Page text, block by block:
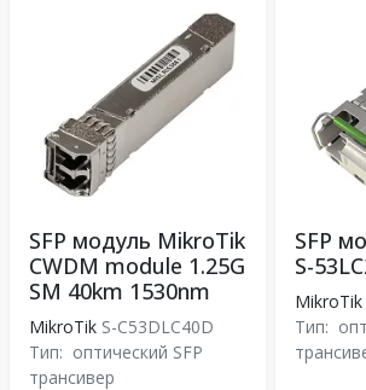
SFP модуль MikroTik
CWDM module 1.25G
SM 40km 1530nm
MikroTik S-C53DLC40D
Тип: оптический SFP
трансивер
SFP
S-
MikroTik
Тип: